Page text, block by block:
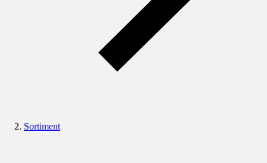
Sortiment